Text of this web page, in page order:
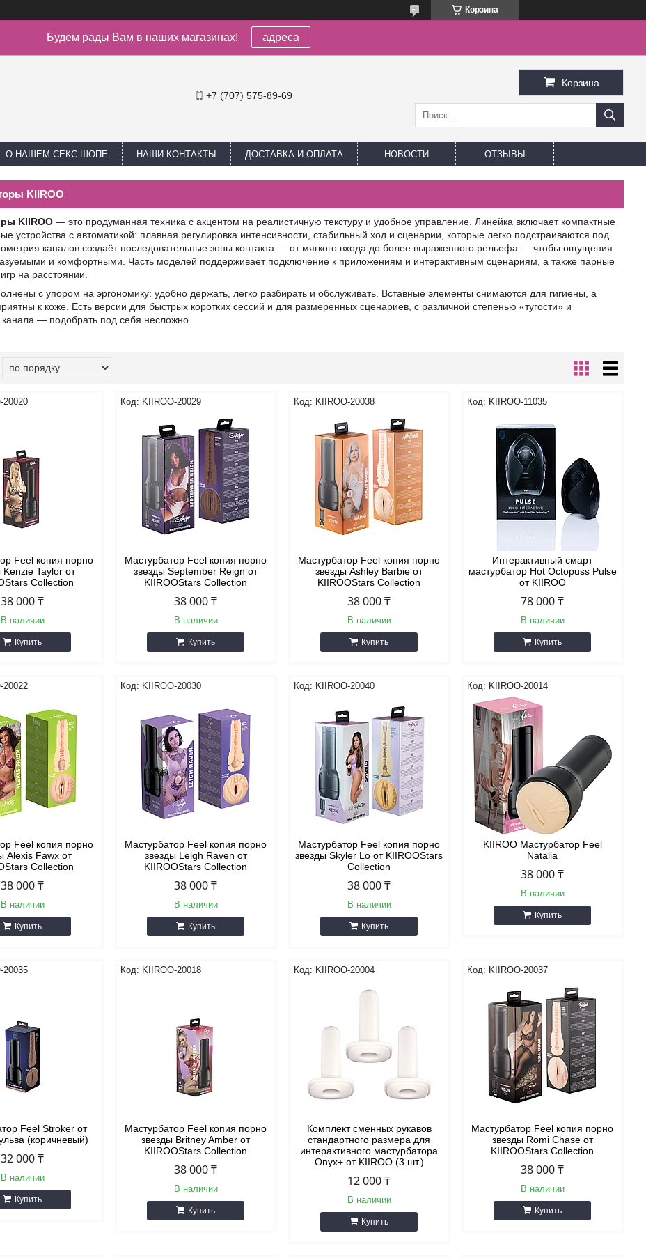
Корзина
Будем рады Вам в наших магазинах! адреса
+7 (707) 575-89-69
Корзина
О НАШЕМ СЕКС ШОПЕ НАШИ КОНТАКТЫ ДОСТАВКА И ОПЛАТА НОВОСТИ ОТЗЫВЫ
KIIROO
KIIROO — это продуманная техника с акцентом на реалистичную текстуру и удобное управление. Линейка включает компактные
устройства с автоматикой: плавная регулировка интенсивности, стабильный ход и сценарии, которые легко подстраиваются под
каналов создаёт последовательные зоны контакта — от мягкого входа до более выраженного рельефа — чтобы ощущения
и комфортными. Часть моделей поддерживает подключение к приложениям и интерактивным сценариям, а также парные
на расстоянии.
с упором на эргономику: удобно держать, легко разбирать и обслуживать. Вставные элементы снимаются для гигиены, а
к коже. Есть версии для быстрых коротких сессий и для размеренных сценариев, с различной степенью «тугости» и
канала — подобрать под себя несложно.
20020
Feel копия порно
Kenzie Taylor от
Collection
38 000 ₸
В наличии
Купить
KIIROO-20029
Мастурбатор Feel копия порно
звезды September Reign от
KIIROOStars Collection
38 000 ₸
В наличии
Купить
KIIROO-20038
Мастурбатор Feel копия порно
звезды Ashley Barbie от
KIIROOStars Collection
38 000 ₸
В наличии
Купить
KIIROO-11035
Интерактивный смарт
мастурбатор Hot Octopuss Pulse
от KIIROO
78 000 ₸
В наличии
Купить
20022
Feel копия порно
Alexis Fawx от
Collection
38 000 ₸
В наличии
Купить
KIIROO-20030
Мастурбатор Feel копия порно
звезды Leigh Raven от
KIIROOStars Collection
38 000 ₸
В наличии
Купить
KIIROO-20040
Мастурбатор Feel копия порно
звезды Skyler Lo от KIIROOStars
Collection
38 000 ₸
В наличии
Купить
KIIROO-20014
KIIROO Мастурбатор Feel
Natalia
38 000 ₸
В наличии
Купить
20035
Feel Stroker от
(коричневый)
32 000 ₸
В наличии
Купить
KIIROO-20018
Мастурбатор Feel копия порно
звезды Britney Amber от
KIIROOStars Collection
38 000 ₸
В наличии
Купить
KIIROO-20004
Комплект сменных рукавов
стандартного размера для
интерактивного мастурбатора
Onyx+ от KIIROO (3 шт.)
12 000 ₸
В наличии
Купить
KIIROO-20037
Мастурбатор Feel копия порно
звезды Romi Chase от
KIIROOStars Collection
38 000 ₸
В наличии
Купить